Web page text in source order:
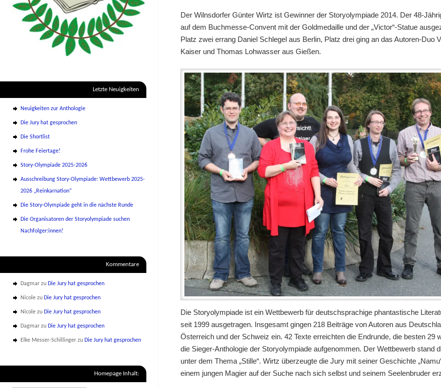
Der Wilnsdorfer Günter Wirtz ist Gewinner der Storyolympiade 2014. Der 48-
auf dem Buchmesse-Convent mit der Goldmedaille und der „Victor“-Statue
Platz zwei errang Daniel Schlegel aus Berlin, Platz drei ging an das Autoren-Duo
Kaiser und Thomas Lohwasser aus Gießen.
Die Storyolympiade ist ein Wettbewerb für deutschsprachige phantastische
seit 1999 ausgetragen. Insgesamt gingen 218 Beiträge von Autoren aus
Österreich und der Schweiz ein. 42 Texte erreichten die Endrunde, die besten 29
die Sieger-Anthologie der Storyolympiade aufgenommen. Der Wettbewerb stand
unter dem Thema „Stille“. Wirtz überzeugte die Jury mit seiner Geschichte
einem jungen Magier auf der Suche nach sich selbst und seinem Seelenbruder
Letzte Neuigkeiten
Neuigkeiten zur Anthologie
Die Jury hat gesprochen
Die Shortlist
Frohe Feiertage!
Story-Olympiade 2025-2026
Ausschreibung Story-Olympiade: Wettbewerb 2025-
2026 „Reinkarnation“
Die Story-Olympiade geht in die nächste Runde
Die Organisatoren der Storyolympiade suchen
Nachfolger:innen!
Kommentare
Dagmar zu Die Jury hat gesprochen
Nicole zu Die Jury hat gesprochen
Nicole zu Die Jury hat gesprochen
Dagmar zu Die Jury hat gesprochen
Elke Messer-Schillinger zu Die Jury hat gesprochen
Homepage Inhalt: